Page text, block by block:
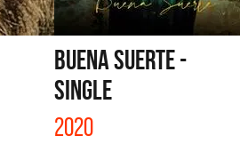
BUENA SUERTE -
SINGLE
2020